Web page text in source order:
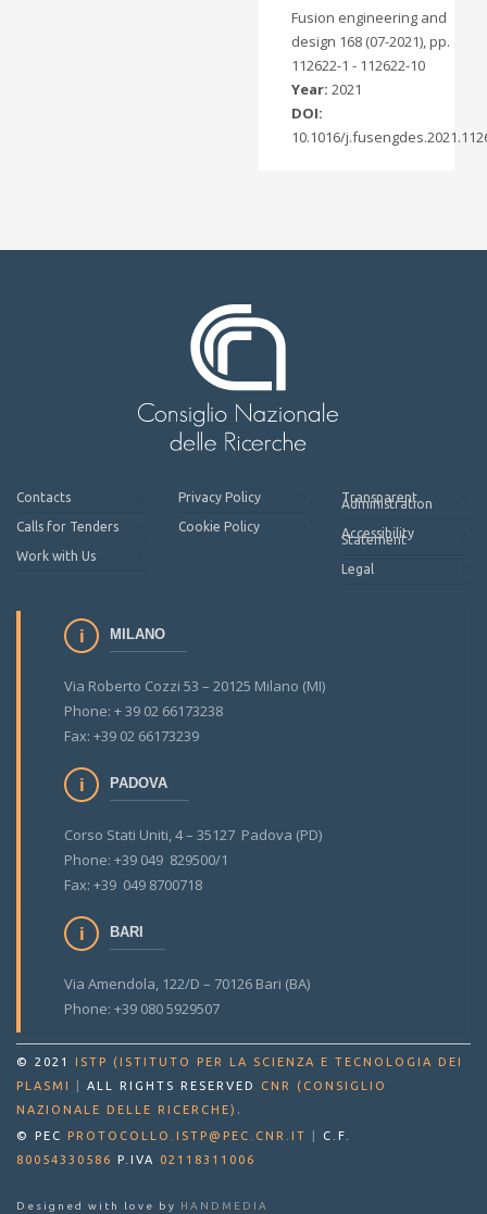
Fusion engineering and
design 168 (07-2021), pp.
112622-1 - 112622-10
Year: 2021
DOI:
10.1016/
Contacts
Calls for Tenders
Work with Us
Privacy Policy
Cookie Policy
Transparent
Administration
Accessibility
Statement
Legal
MILANO
Via Roberto Cozzi 53 – 20125 Milano (MI)
Phone: + 39 02 66173238
Fax: +39 02 66173239
PADOVA
Corso Stati Uniti, 4 – 35127 Padova (PD)
Phone: +39 049 829500/1
Fax: +39 049 8700718
BARI
Via Amendola, 122/D – 70126 Bari (BA)
Phone: +39 080 5929507
© 2021
ISTP (ISTITUTO PER LA SCIENZA E TECNOLOGIA DEI
PLASMI
ALL RIGHTS RESERVED
CNR (CONSIGLIO
NAZIONALE DELLE RICERCHE) .
© PEC PROTOCOLLO.ISTP@PEC.CNR.IT
C.F.
80054330586 P.IVA 02118311006
Designed with love by HANDMEDIA